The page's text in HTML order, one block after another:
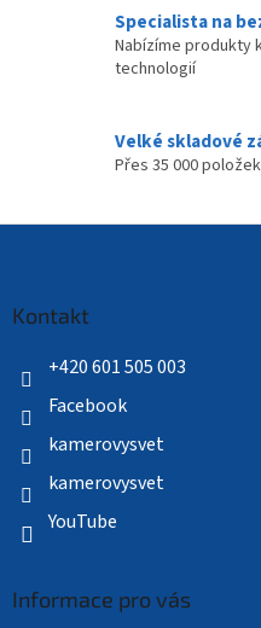
Specialista na
Nabízíme produkty
technologií
Velké skladové
Přes 35 000
Kontakt
+420 601 505 003
Facebook
kamerovysvet
kamerovysvet
YouTube
Informace pro vás